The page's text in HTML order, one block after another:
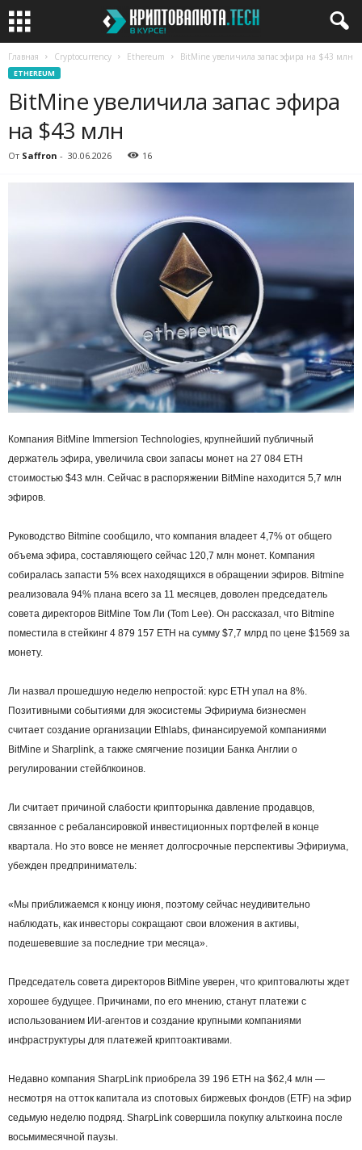
Главная Cryptocurrency Ethereum BitMine увеличила запас эфира на $43 млн
ETHEREUM
BitMine увеличила запас эфира
на $43 млн
От Saffron - 30.06.2026 16
Компания BitMine Immersion Technologies, крупнейший публичный
держатель эфира, увеличила свои запасы монет на 27 084 ETH
стоимостью $43 млн. Сейчас в распоряжении BitMine находится 5,7 млн
эфиров.
Руководство Bitmine сообщило, что компания владеет 4,7% от общего
объема эфира, составляющего сейчас 120,7 млн ​​монет. Компания
собиралась запасти 5% всех находящихся в обращении эфиров. Bitmine
реализовала 94% плана всего за 11 месяцев, доволен председатель
совета директоров BitMine Том Ли (Tom Lee). Он рассказал, что Bitmine
поместила в стейкинг 4 879 157 ETH на сумму $7,7 млрд по цене $1569 за
монету.
Ли назвал прошедшую неделю непростой: курс ETH упал на 8%.
Позитивными событиями для экосистемы Эфириума бизнесмен
считает создание организации Ethlabs, финансируемой компаниями
BitMine и Sharplink, а также смягчение позиции Банка Англии о
регулировании стейблкоинов.
Ли считает причиной слабости крипторынка давление продавцов,
связанное с ребалансировкой инвестиционных портфелей в конце
квартала. Но это вовсе не меняет долгосрочные перспективы Эфириума,
убежден предприниматель:
«Мы приближаемся к концу июня, поэтому сейчас неудивительно
наблюдать, как инвесторы сокращают свои вложения в активы,
подешевевшие за последние три месяца».
Председатель совета директоров BitMine уверен, что криптовалюты ждет
хорошее будущее. Причинами, по его мнению, станут платежи с
использованием ИИ-агентов и создание крупными компаниями
инфраструктуры для платежей криптоактивами.
Недавно компания SharpLink приобрела 39 196 ETH на $62,4 млн —
несмотря на отток капитала из спотовых биржевых фондов (ETF) на эфир
седьмую неделю подряд. SharpLink совершила покупку альткоина после
восьмимесячной паузы.